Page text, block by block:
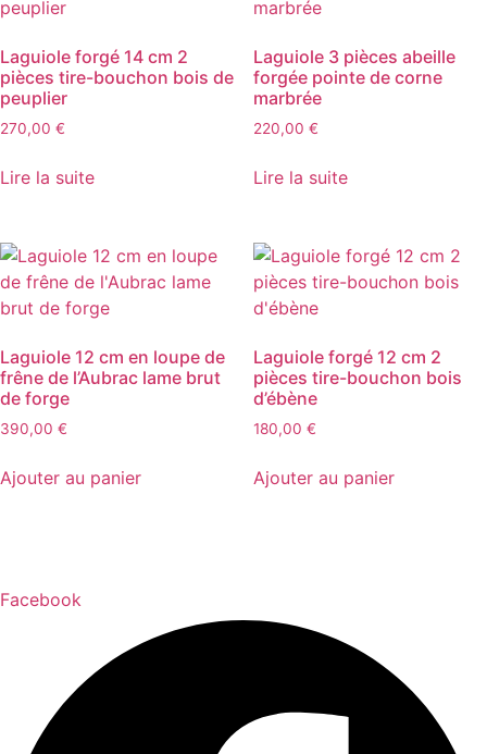
Laguiole forgé 14 cm 2
pièces tire-bouchon bois de
peuplier
270,00 €
Lire la suite
Laguiole 3 pièces abeille
forgée pointe de corne
marbrée
220,00 €
Lire la suite
Laguiole 12 cm en loupe de
frêne de l’Aubrac lame brut
de forge
390,00 €
Ajouter au panier
Laguiole forgé 12 cm 2
pièces tire-bouchon bois
d’ébène
180,00 €
Ajouter au panier
Facebook